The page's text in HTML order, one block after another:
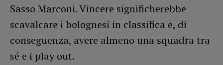
Sasso Marconi. Vincere significherebbe
scavalcare i bolognesi in classifica e, di
conseguenza, avere almeno una squadra tra
sé e i play out.